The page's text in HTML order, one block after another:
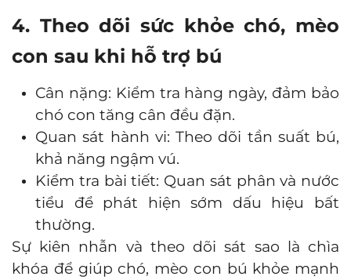
4. Theo dõi sức khỏe chó, mèo
con sau khi hỗ trợ bú
Cân nặng: Kiểm tra hàng ngày, đảm bảo
chó con tăng cân đều đặn.
Quan sát hành vi: Theo dõi tần suất bú,
khả năng ngậm vú.
Kiểm tra bài tiết: Quan sát phân và nước
tiểu để phát hiện sớm dấu hiệu bất
thường.
Sự kiên nhẫn và theo dõi sát sao là chìa
khóa để giúp chó, mèo con bú khỏe mạnh